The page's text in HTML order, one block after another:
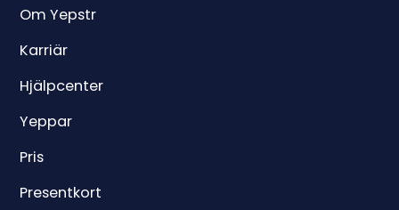
Om Yepstr
Karriär
Hjälpcenter
Yeppar
Pris
Presentkort